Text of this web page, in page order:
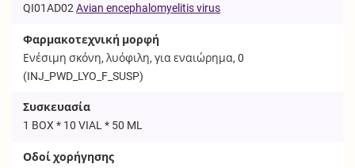
QI01AD02 Avian encephalomyelitis virus
Φαρμακοτεχνική μορφή
Ενέσιμη σκόνη, λυόφιλη, για εναιώρημα, 0
(INJ_PWD_LYO_F_SUSP)
Συσκευασία
1 BOX * 10 VIAL * 50 ML
Οδοί χορήγησης